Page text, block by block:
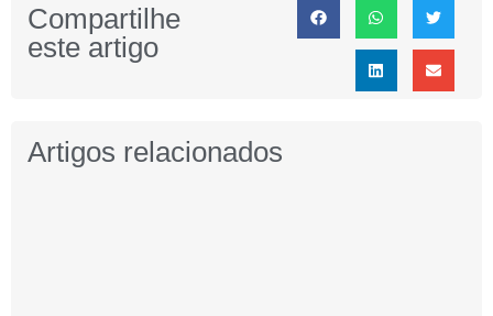
Compartilhe
este artigo
Artigos relacionados